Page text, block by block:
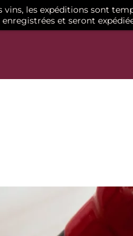
les expéditions sont
et seront